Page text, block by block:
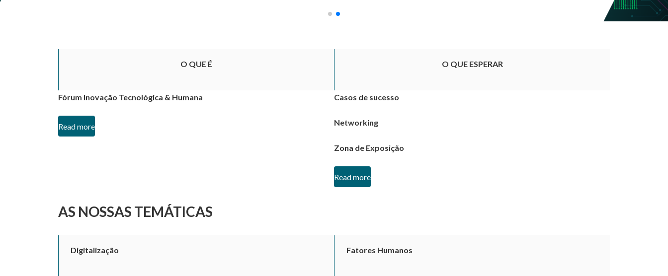
O QUE É
Fórum Inovação Tecnológica & Humana
Read more
O QUE ESPERAR
Casos de sucesso
Networking
Zona de Exposição
Read more
AS NOSSAS TEMÁTICAS
Digitalização Fatores Humanos